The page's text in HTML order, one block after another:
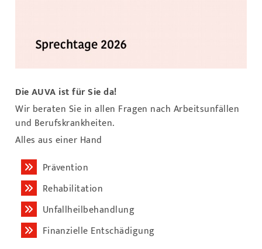
Die AUVA ist für Sie da!
Wir beraten Sie in allen Fragen nach Arbeitsunfällen
und Berufskrankheiten.
Alles aus einer Hand
Prävention
Rehabilitation
Unfallheilbehandlung
Finanzielle Entschädigung